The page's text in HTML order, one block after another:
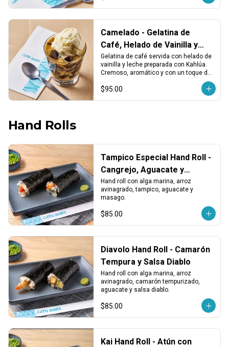
Camelado - Gelatina de
Café, Helado de Vainilla y
Kahlúa
Gelatina de café servida con helado de
vainilla y leche preparada con Kahlúa.
Cremoso, aromático y con un toque de
$95.00
Hand Rolls
Tampico Especial Hand Roll -
Cangrejo, Aguacate y
Masago
Hand roll con alga marina, arroz
avinagrado, tampico, aguacate y
masago.
$85.00
Diavolo Hand Roll - Camarón
Tempura y Salsa Diablo
Hand roll con alga marina, arroz
avinagrado, camarón tempurizado,
aguacate y salsa diablo.
$85.00
Kai Hand Roll - Atún con